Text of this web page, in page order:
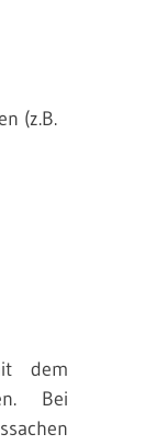
(z.B.
dem
Bei